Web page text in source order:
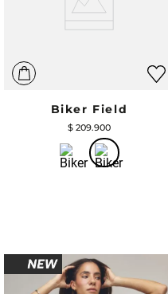
Biker Field
$ 209.900